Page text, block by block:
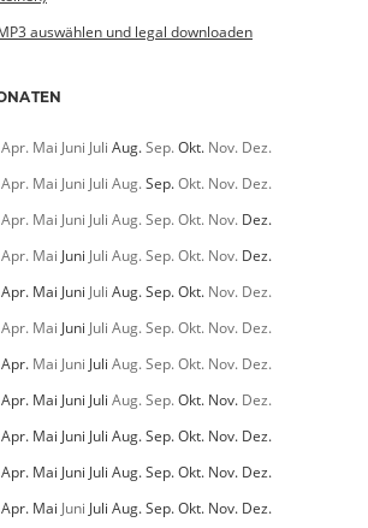
auswählen und legal downloaden
Apr. Mai Juni Juli Aug.Sep.Okt. Nov. Dez.
Apr. Mai Juni Juli Aug.Sep.Okt. Nov. Dez.
Apr. Mai Juni Juli Aug.Sep.Okt. Nov. Dez.
Apr. Mai Juni Juli Aug.Sep.Okt. Nov. Dez.
Apr. Mai Juni Juli Aug.Sep.Okt. Nov. Dez.
Apr. Mai Juni Juli Aug.Sep.Okt. Nov. Dez.
Apr. Mai Juni Juli Aug.Sep.Okt. Nov. Dez.
Apr. Mai Juni Juli Aug.Sep.Okt. Nov. Dez.
Apr. Mai Juni Juli Aug.Sep.Okt. Nov. Dez.
Apr. Mai Juni Juli Aug.Sep.Okt. Nov. Dez.
Apr. Mai Juni Juli Aug.Sep.Okt. Nov. Dez.